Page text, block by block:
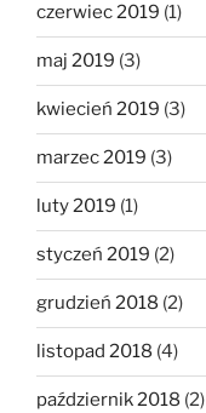
czerwiec 2019 (1)
maj 2019 (3)
kwiecień 2019 (3)
marzec 2019 (3)
luty 2019 (1)
styczeń 2019 (2)
grudzień 2018 (2)
listopad 2018 (4)
październik 2018 (2)